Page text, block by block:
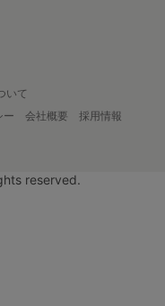
いて
ー 会社概要
採用情報
reserved.